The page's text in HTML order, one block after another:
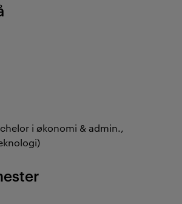
i økonomi & admin.,